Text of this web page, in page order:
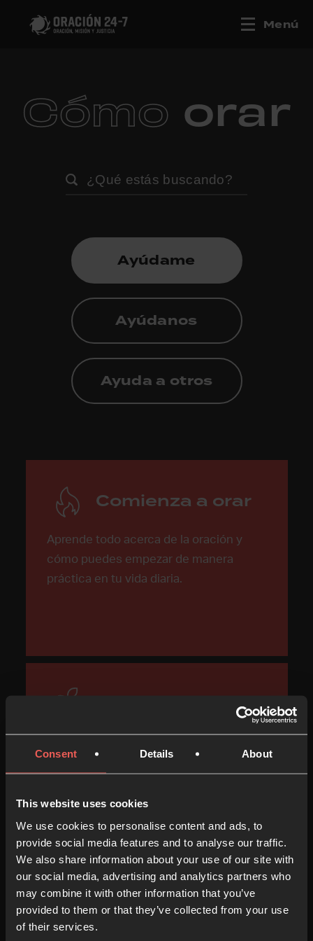
Consent Details About
This website uses cookies
We use cookies to personalise content and ads, to
provide social media features and to analyse our traffic.
We also share information about your use of our site with
our social media, advertising and analytics partners who
may combine it with other information that you’ve
provided to them or that they’ve collected from your use
of their services.
Menú
Cómo orar
Ayúdame
Ayúdanos
Ayuda a otros
Comienza a
orar
Comienza a orar
Aprende todo acerca de la oración y
cómo puedes empezar de manera
práctica en tu vida diaria.
Crece en
oración
Crece en oración
Ora por otros